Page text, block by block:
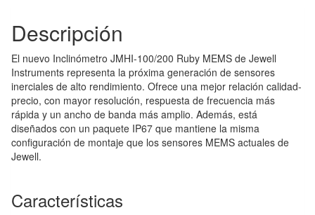
Descripción
El nuevo Inclinómetro JMHI-100/200 Ruby MEMS de Jewell
Instruments representa la próxima generación de sensores
inerciales de alto rendimiento. Ofrece una mejor relación calidad-
precio, con mayor resolución, respuesta de frecuencia más
rápida y un ancho de banda más amplio. Además, está
diseñados con un paquete IP67 que mantiene la misma
configuración de montaje que los sensores MEMS actuales de
Jewell.
Características